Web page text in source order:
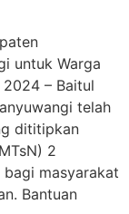
untuk Warga
– Baitul
telah
dititipkan
2
bagi masyarakat
Bantuan